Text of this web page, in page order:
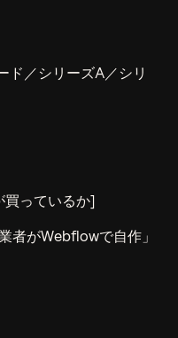
ド／シリーズA／シリ
っているか]
者がWebflowで自作」